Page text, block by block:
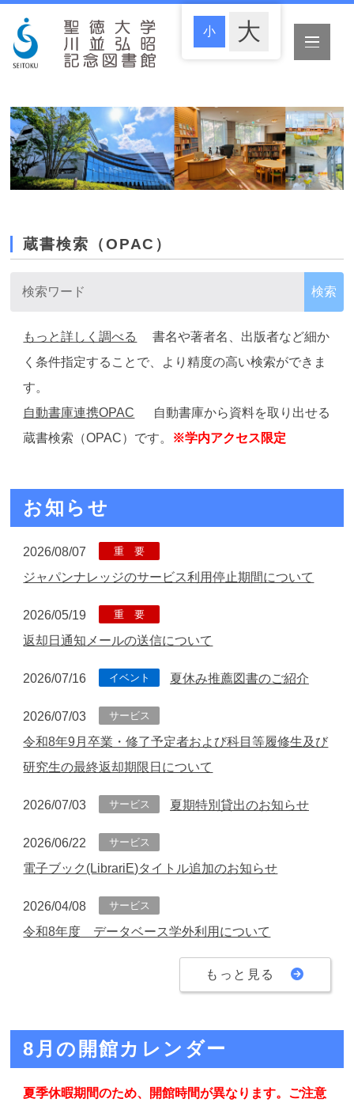
蔵書検索（OPAC）
もっと詳しく調べる
書名や著者名、出版者など細か
く条件指定することで、より精度の高い検索ができま
す。
自動書庫連携OPAC 自動書庫から資料を取り出せる
蔵書検索（OPAC）です。 ※学内アクセス限定
お知らせ
2026/08/07 重 要
ジャパンナレッジのサービス利用停止期間について
2026/05/19 重 要
返却日通知メールの送信について
2026/07/16 イベント 夏休み推薦図書のご紹介
2026/07/03 サービス
令和8年9月卒業・修了予定者および科目等履修生及び
研究生の最終返却期限日について
2026/07/03 サービス 夏期特別貸出のお知らせ
2026/06/22 サービス
電子ブック(LibrariE)タイトル追加のお知らせ
2026/04/08 サービス
令和8年度 データベース学外利用について
もっと見る
8月の開館カレンダー
夏季休暇期間のため、開館時間が異なります。ご注意